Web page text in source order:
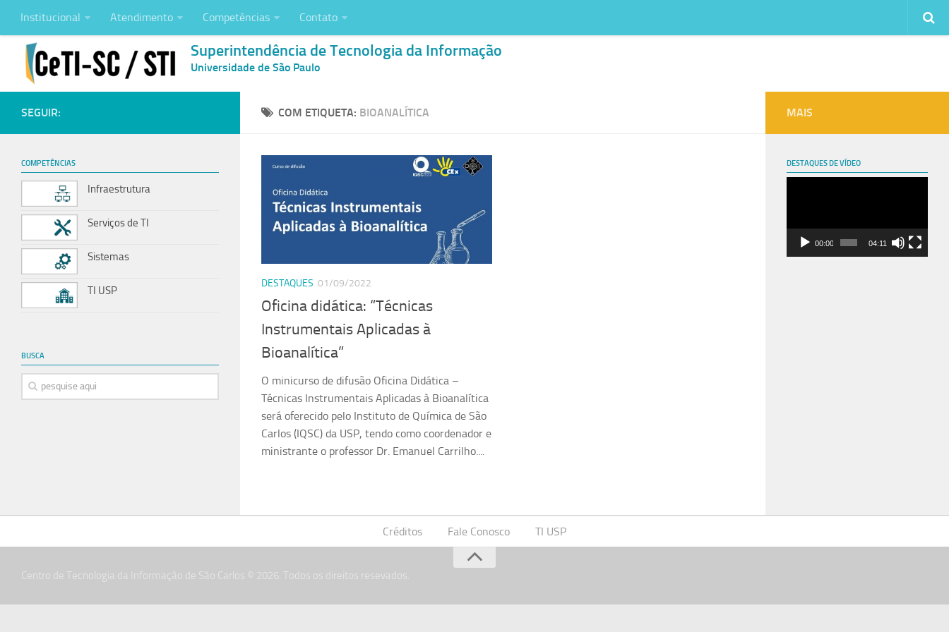
Institucional Atendimento Competências Contato
Superintendência de Tecnologia da Informação
Universidade de São Paulo
COM ETIQUETA: BIOANALÍTICA
DESTAQUES 01/09/2022
Oficina didática: “Técnicas
Instrumentais Aplicadas à
Bioanalítica”
O minicurso de difusão Oficina Didática –
Técnicas Instrumentais Aplicadas à Bioanalítica
será oferecido pelo Instituto de Química de São
Carlos (IQSC) da USP, tendo como coordenador e
ministrante o professor Dr. Emanuel Carrilho....
SEGUIR:
COMPETÊNCIAS
Infraestrutura
Serviços de TI
Sistemas
TI USP
BUSCA
MAIS
DESTAQUES DE VÍDEO
00:00 04:11
Créditos Fale Conosco TI USP
Centro de Tecnologia da Informação de São Carlos © 2026. Todos os direitos resevados.